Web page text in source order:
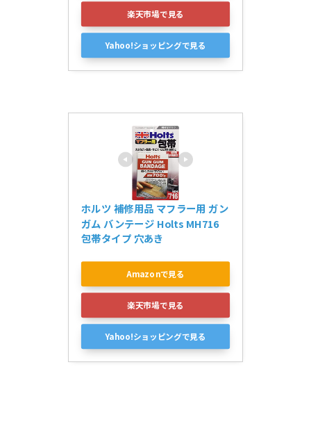
楽天市場で見る
Yahoo!ショッピングで見る
ホルツ 補修用品 マフラー用 ガン
ガム バンテージ Holts MH716
包帯タイプ 穴あき
Amazonで見る
楽天市場で見る
Yahoo!ショッピングで見る